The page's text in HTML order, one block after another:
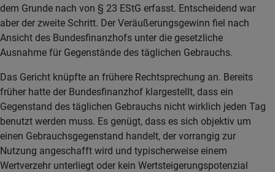
dem Grunde nach von § 23 EStG erfasst. Entscheidend war
aber der zweite Schritt. Der Veräußerungsgewinn fiel nach
Ansicht des Bundesfinanzhofs unter die gesetzliche
Ausnahme für Gegenstände des täglichen Gebrauchs.
Das Gericht knüpfte an frühere Rechtsprechung an. Bereits
früher hatte der Bundesfinanzhof klargestellt, dass ein
Gegenstand des täglichen Gebrauchs nicht wirklich jeden Tag
benutzt werden muss. Es genügt, dass es sich objektiv um
einen Gebrauchsgegenstand handelt, der vorrangig zur
Nutzung angeschafft wird und typischerweise einem
Wertverzehr unterliegt oder kein Wertsteigerungspotenzial